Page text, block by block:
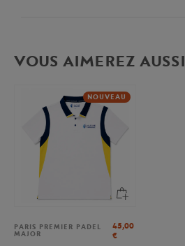
VOUS AIMEREZ AUSSI
NOUVEAU
PARIS PREMIER PADEL
MAJOR
45,00
€